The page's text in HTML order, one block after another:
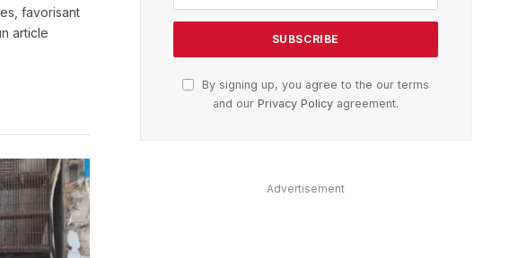
favorisant
article
By signing up, you agree to the our terms
and our Privacy Policyagreement.
Advertisement